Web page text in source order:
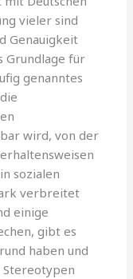
vieler sind
Genauigkeit
Grundlage für
genanntes
wird, von der
sozialen
verbreitet
einige
gibt es
haben und
Stereotypen